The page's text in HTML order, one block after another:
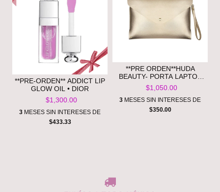
**PRE-ORDEN** ADDICT LIP
GLOW OIL • DIOR
$1,300.00
3 MESES SIN INTERESES DE
$433.33
**PRE ORDEN**HUDA
BEAUTY- PORTA LAPTOP
KAYALI LAPTOP POUCH
$1,050.00
3 MESES SIN INTERESES DE
$350.00